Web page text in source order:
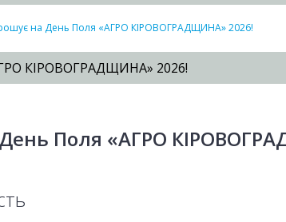
на День Поля «АГРО КІРОВОГРАДЩИНА» 2026!
КІРОВОГРАДЩИНА» 2026!
День Поля «АГРО